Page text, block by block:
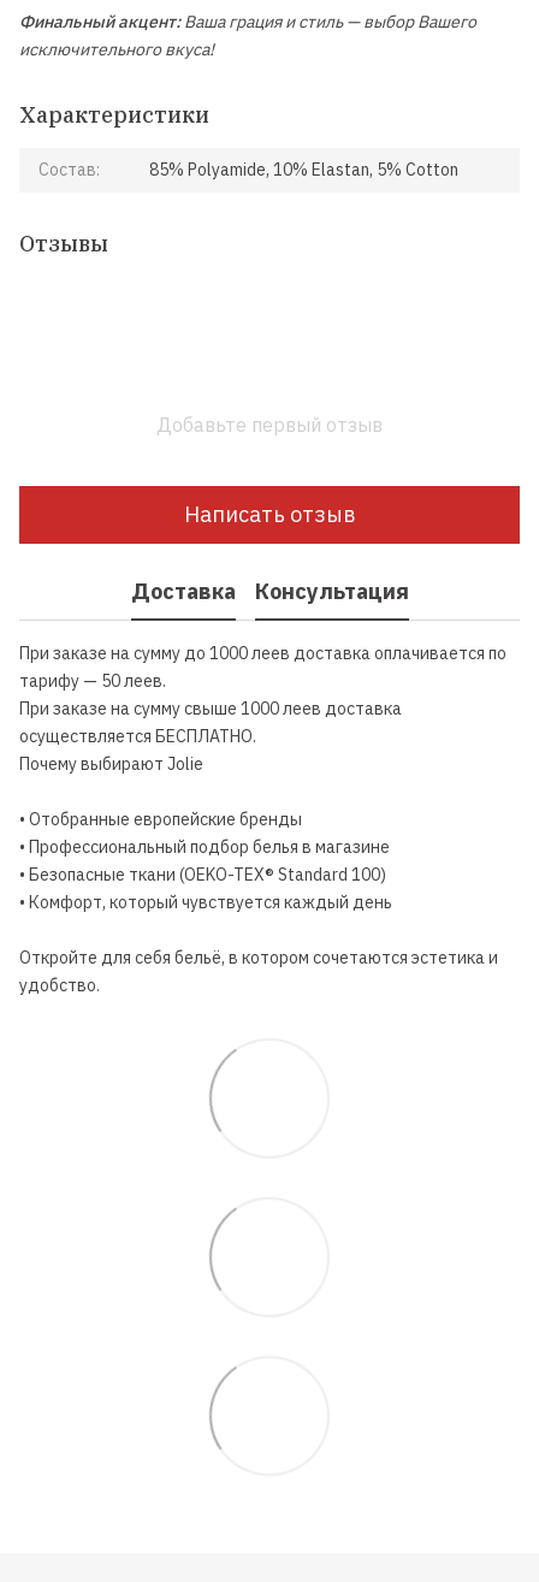
Финальный акцент:Ваша грация и стиль — выбор Вашего
исключительного вкуса!
Характеристики
Состав: 85% Polyamide, 10% Elastan, 5% Cotton
Отзывы
Добавьте первый отзыв
Написать отзыв
Доставка Консультация
При заказе на сумму до 1000 леев доставка оплачивается по
тарифу — 50 леев.
При заказе на сумму свыше 1000 леев доставка
осуществляется БЕСПЛАТНО.
Почему выбирают Jolie
• Отобранные европейские бренды
• Профессиональный подбор белья в магазине
• Безопасные ткани (OEKO-TEX® Standard 100)
• Комфорт, который чувствуется каждый день
Откройте для себя бельё, в котором сочетаются эстетика и
удобство.